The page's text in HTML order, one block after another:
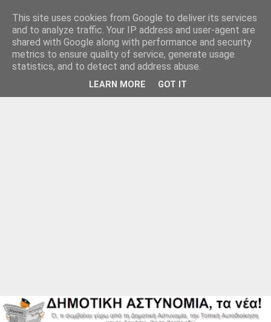
This site uses cookies from Google to deliver its services
and to analyze traffic. Your IP address and user-agent are
shared with Google along with performance and security
metrics to ensure quality of service, generate usage
statistics, and to detect and address abuse.
LEARN MORE GOT IT